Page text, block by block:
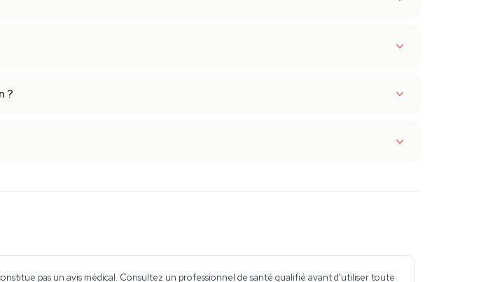
?
pas un avis médical. Consultez un professionnel de santé qualifié avant d'utiliser toute